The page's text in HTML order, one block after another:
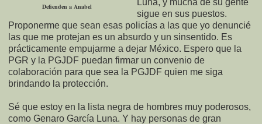
Defienden a Anabel
sigue en sus puestos.
Proponerme que sean esas policías a las que yo denuncié
las que me protejan es un absurdo y un sinsentido. Es
prácticamente empujarme a dejar México. Espero que la
PGR y la PGJDF puedan firmar un convenio de
colaboración para que sea la PGJDF quien me siga
brindando la protección.
Sé que estoy en la lista negra de hombres muy poderosos,
como Genaro García Luna. Y hay personas de gran